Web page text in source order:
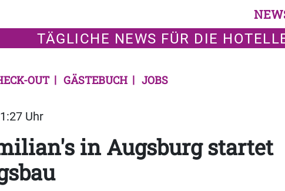
TÄGLICHE NEWS FÜR DIE
OUT GÄSTEBUCH JOBS
Uhr
in Augsburg startet